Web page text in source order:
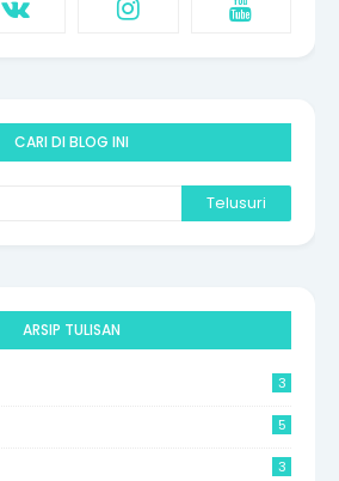
CARI DI BLOG INI
ARSIP TULISAN
3
5
3